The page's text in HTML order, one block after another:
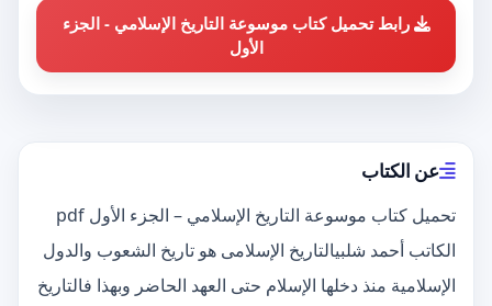
رابط تحميل كتاب موسوعة التاريخ الإسلامي - الجزء
الأول
عن الكتاب
تحميل كتاب موسوعة التاريخ الإسلامي – الجزء الأول pdf
الكاتب أحمد شلبيالتاريخ الإسلامى هو تاريخ الشعوب والدول
الإسلامية منذ دخلها الإسلام حتى العهد الحاضر وبهذا فالتاريخ